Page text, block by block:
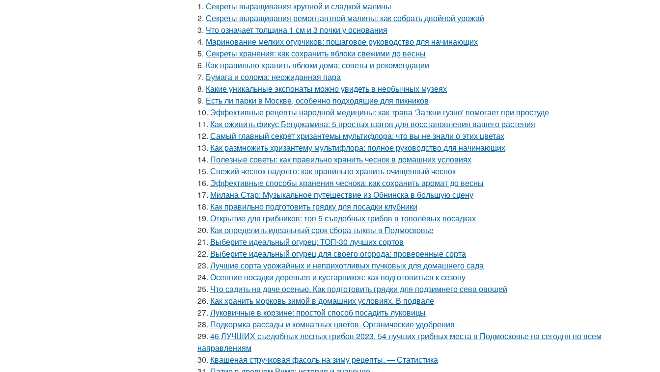
1. Секреты выращивания крупной и сладкой малины
2. Секреты выращивания ремонтантной малины: как собрать двойной урожай
3. Что означает толщина 1 см и 3 почки у основания
4. Маринование мелких огурчиков: пошаговое руководство для начинающих
5. Секреты хранения: как сохранить яблоки свежими до весны
6. Как правильно хранить яблоки дома: советы и рекомендации
7. Бумага и солома: неожиданная пара
8. Какие уникальные экспонаты можно увидеть в необычных музеях
9. Есть ли парки в Москве, особенно подходящие для пикников
10. Эффективные рецепты народной медицины: как трава 'Заткни гузно' помогает при простуде
11. Как оживить фикус Бенджамина: 5 простых шагов для восстановления вашего растения
12. Самый главный секрет хризантемы мультифлора: что вы не знали о этих цветах
13. Как размножить хризантему мультифлора: полное руководство для начинающих
14. Полезные советы: как правильно хранить чеснок в домашних условиях
15. Свежий чеснок надолго: как правильно хранить очищенный чеснок
16. Эффективные способы хранения чеснока: как сохранить аромат до весны
17. Милана Стар: Музыкальное путешествие из Обнинска в большую сцену
18. Как правильно подготовить грядку для посадки клубники
19. Открытие для грибников: топ 5 съедобных грибов в тополёвых посадках
20. Как определить идеальный срок сбора тыквы в Подмосковье
21. Выберите идеальный огурец: ТОП-30 лучших сортов
22. Выберите идеальный огурец для своего огорода: проверенные сорта
23. Лучшие сорта урожайных и неприхотливых пучковых для домашнего сада
24. Осенние посадки деревьев и кустарников: как подготовиться к сезону
25. Что садить на даче осенью. Как подготовить грядки для подзимнего сева овощей
26. Как хранить морковь зимой в домашних условиях. В подвале
27. Луковичные в корзине: простой способ посадить луковицы
28. Подкормка рассады и комнатных цветов. Органические удобрения
29. 46 ЛУЧШИХ съедобных лесных грибов 2023. 54 лучших грибных места в Подмосковье на сегодня по всем
направлениям
30. Квашеная стручковая фасоль на зиму рецепты. — Статистика